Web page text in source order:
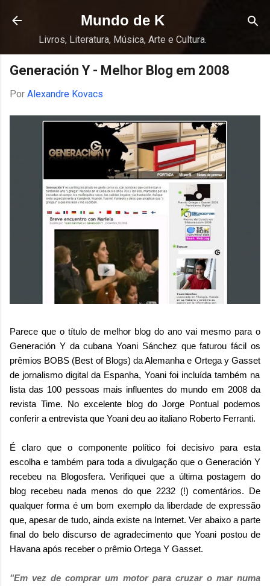
Pular para o conteúdo principal
Mundo de K
Livros, Literatura, Música, Arte e Cultura.
Generación Y - Melhor Blog em 2008
Por Alexandre Kovacs
Parece que o título de melhor blog do ano vai mesmo para o
Generación Y da cubana Yoani Sánchez que faturou fácil os
prêmios BOBS (Best of Blogs) da Alemanha e Ortega y Gasset
de jornalismo digital da Espanha, Yoani foi incluída também na
lista das 100 pessoas mais influentes do mundo em 2008 da
revista Time. No excelente blog do Jorge Pontual podemos
conferir a entrevista que Yoani deu ao italiano Roberto Ferranti.
É claro que o componente político foi decisivo para esta
escolha e também para toda a divulgação que o Generación Y
recebeu na Blogosfera. Verifiquei que a última postagem do
blog recebeu nada menos do que 2232 (!) comentários. De
qualquer forma é um bom exemplo da liberdade de expressão
que, apesar de tudo, ainda existe na Internet. Ver abaixo a parte
final do belo discurso de agradecimento que Yoani postou de
Havana após receber o prêmio Ortega Y Gasset.
"Em vez de comprar um motor para cruzar o mar numa